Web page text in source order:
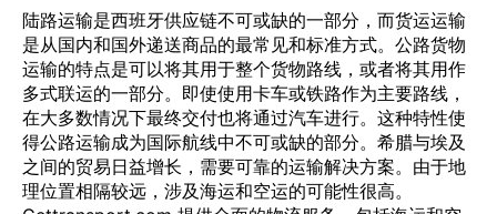
陆路运输是西班牙供应链不可或缺的一部分，而货运运输
是从国内和国外递送商品的最常见和标准方式。公路货物
运输的特点是可以将其用于整个货物路线，或者将其用作
多式联运的一部分。即使使用卡车或铁路作为主要路线，
在大多数情况下最终交付也将通过汽车进行。这种特性使
得公路运输成为国际航线中不可或缺的部分。希腊与埃及
之间的贸易日益增长，需要可靠的运输解决方案。由于地
理位置相隔较远，涉及海运和空运的可能性很高。